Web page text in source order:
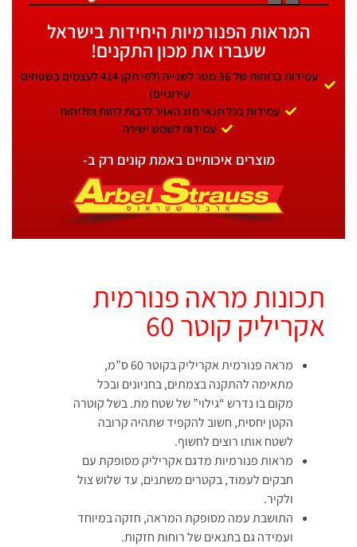
המראות הפנורמיות היחידות בישראל
שעברו את מכון התקנים!
עמידות ברוחות של 36 מטר לשנייה (לפי תקן 414 לעצמים בשטחים
עירוניים)
עמידות בכל תנאי מזג האויר לרבות לחות ומליחות
עמידות לשמש ישירה
מוצרים איכותיים באמת קונים רק ב-
תכונות מראה פנורמית
אקריליק קוטר 60
מראה פנורמית אקריליק בקוטר 60 ס”מ,
מתאימה להתקנה בצמתים, בחניונים ובכל
מקום בו נדרש “גילוי” של שטח מת. בשל קוטרה
הקטן יחסית, חשוב להקפיד שתהיה קרובה
לשטח אותו רוצים לחשוף.
מראות פנורמיות מדגם אקריליק מסופקת עם
חבקים לעמוד, בקטרים משתנים, עד שלוש צול
ולקיר.
התושבת עמה מסופקת המראה, חזקה במיוחד
ועמידה גם בתנאים של רוחות חזקות.